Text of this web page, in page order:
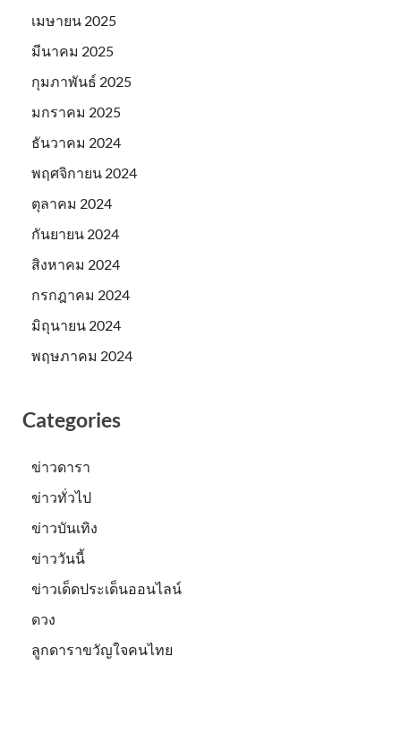
เมษายน 2025
มีนาคม 2025
กุมภาพันธ์ 2025
มกราคม 2025
ธันวาคม 2024
พฤศจิกายน 2024
ตุลาคม 2024
กันยายน 2024
สิงหาคม 2024
กรกฎาคม 2024
มิถุนายน 2024
พฤษภาคม 2024
Categories
ข่าวดารา
ข่าวทั่วไป
ข่าวบันเทิง
ข่าววันนี้
ข่าวเด็ดประเด็นออนไลน์
ดวง
ลูกดาราขวัญใจคนไทย